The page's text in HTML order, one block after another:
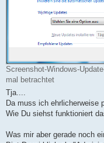
Screenshot-Windows-
mal betrachtet
Tja....
Da muss ich ehrlicherweise
Wie Du siehst funktioniert
Was mir aber gerade noch